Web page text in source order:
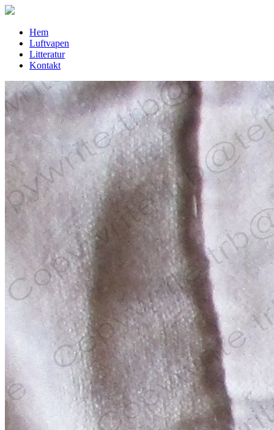
Hem
Luftvapen
Litteratur
Kontakt